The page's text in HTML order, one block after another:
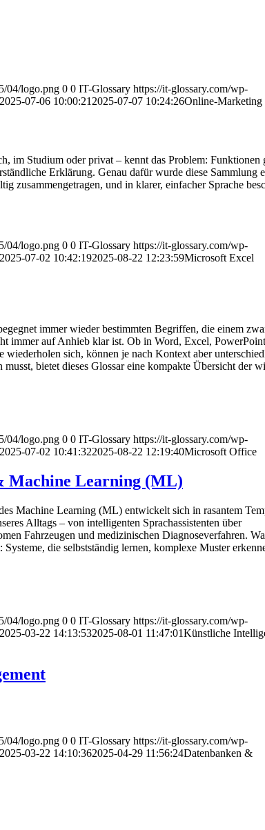
04/logo.png 0 0 IT-Glossary https://it-glossary.com/wp-
2025-07-06 10:00:21 2025-07-07 10:24:26Online-Marketing
im Studium oder privat – kennt das Problem: Funktionen
Erklärung. Genau dafür wurde diese Sammlung
zusammengetragen, und in klarer, einfacher Sprache
04/logo.png 0 0 IT-Glossary https://it-glossary.com/wp-
2025-07-02 10:42:192025-08-22 12:23:59Microsoft Excel
immer wieder bestimmten Begriffen, die einem
immer auf Anhieb klar ist. Ob in Word, Excel,
sich, können je nach Kontext aber
bietet dieses Glossar eine kompakte Übersicht der
04/logo.png 0 0 IT-Glossary https://it-glossary.com/wp-
2025-07-02 10:41:322025-08-22 12:19:40Microsoft Office
Machine Learning (ML)
Machine Learning (ML) entwickelt sich in rasantem
Alltags – von intelligenten Sprachassistenten über
Fahrzeugen und medizinischen Diagnoseverfahren.
die selbstständig lernen, komplexe Muster
04/logo.png 0 0 IT-Glossary https://it-glossary.com/wp-
2025-03-22 14:13:532025-08-01 11:47:01Künstliche
04/logo.png 0 0 IT-Glossary https://it-glossary.com/wp-
2025-03-22 14:10:362025-04-29 11:56:24Datenbanken &